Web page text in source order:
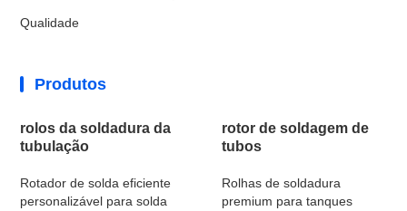
Qualidade
Produtos
rolos da soldadura da
tubulação
Rotador de solda eficiente
personalizável para solda
rotor de soldagem de
tubos
Rolhas de soldadura
premium para tanques